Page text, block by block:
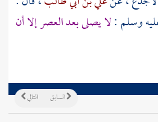
وسلم :لا يصلى بعد العصر إلا أن
التالي السابق